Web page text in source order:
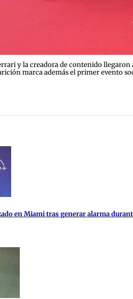
y la creadora de contenido llegaron
marca además el primer evento
en Miami tras generar alarma